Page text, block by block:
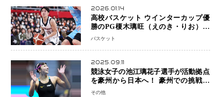
2026.01.14
高校バスケット ウインターカップ優
勝のPG榎木璃旺（えのき・りお）が
プロの現場へ―。
バスケット
2025.09.11
競泳女子の池江璃花子選手が活動拠点
を豪州から日本へ！ 豪州での挑戦を
糧に、28年ロサンゼルス五輪へ再始動
その他